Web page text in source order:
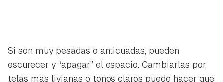
Guardar como favorito
Para poder guardar como favorito, primero has de
Si son muy pesadas o anticuadas, pueden
oscurecer y “apagar” el espacio. Cambiarlas por
telas más livianas o tonos claros puede hacer que
Contenido enviado
Gracias por suscribirte a nuestro boletín.